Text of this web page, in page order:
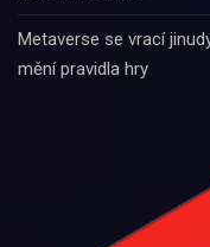
Metaverse se vrací
mění pravidla hry